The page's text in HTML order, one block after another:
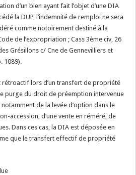
d’un bien ayant fait l’objet d’une DIA
la DUP, l’indemnité de remploi ne sera
comme notoirement destiné à la
de l’expropriation ; Cass 3ème civ, 26
Grésillons c/ Cne de Gennevilliers et
1089).
lors d’un transfert de propriété
purge du droit de préemption intervenue
notamment de la levée d’option dans le
accession, d’une vente en réméré, de
Dans ces cas, la DIA est déposée en
que le transfert effectif de propriété